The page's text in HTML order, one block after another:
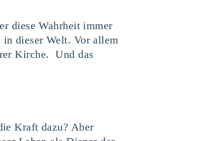
diese Wahrheit immer
dieser Welt. Vor allem
Kirche. Und das
Kraft dazu? Aber